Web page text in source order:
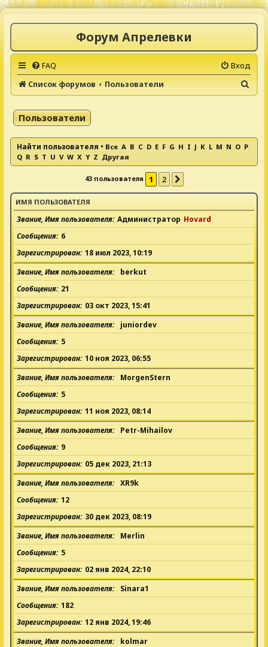
Форум Апрелевки
FAQ
Вход
Список форумов
Пользователи
о
к
Пользователи
Найти пользователя • Все A B C D E F G H I J K L M N O P
Q R S T U V W X Y Z Другая
43 пользователя 1 2
ИМЯ ПОЛЬЗОВАТЕЛЯ
Звание, Имя пользователя Администратор Hovard
Сообщения 6
Зарегистрирован 18 июл 2023, 10:19
Звание, Имя пользователя
berkut
Сообщения 21
Зарегистрирован 03 окт 2023, 15:41
Звание, Имя пользователя
juniordev
Сообщения 5
Зарегистрирован 10 ноя 2023, 06:55
Звание, Имя пользователя
MorgenStern
Сообщения 5
Зарегистрирован 11 ноя 2023, 08:14
Звание, Имя пользователя
Petr-Mihailov
Сообщения 9
Зарегистрирован 05 дек 2023, 21:13
Звание, Имя пользователя
XR9k
Сообщения 12
Зарегистрирован 30 дек 2023, 08:19
Звание, Имя пользователя
Merlin
Сообщения 5
Зарегистрирован 02 янв 2024, 22:10
Звание, Имя пользователя
Sinara1
Сообщения 182
Зарегистрирован 12 янв 2024, 19:46
Звание, Имя пользователя
kolmar